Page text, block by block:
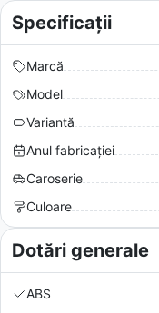
Specificații
Marcă
Model
Variantă
Anul fabricației
Caroserie
Culoare
Dotări generale
ABS